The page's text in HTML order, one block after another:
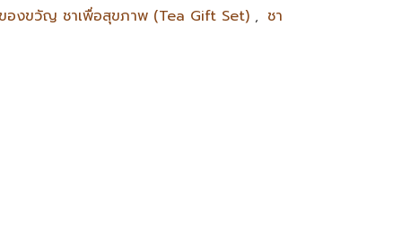
องขวัญ ชาเพื่อสุขภาพ (Tea Gift Set) , ชา